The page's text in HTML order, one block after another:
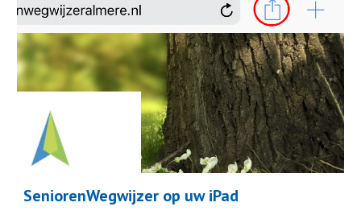
SeniorenWegwijzer op uw iPad